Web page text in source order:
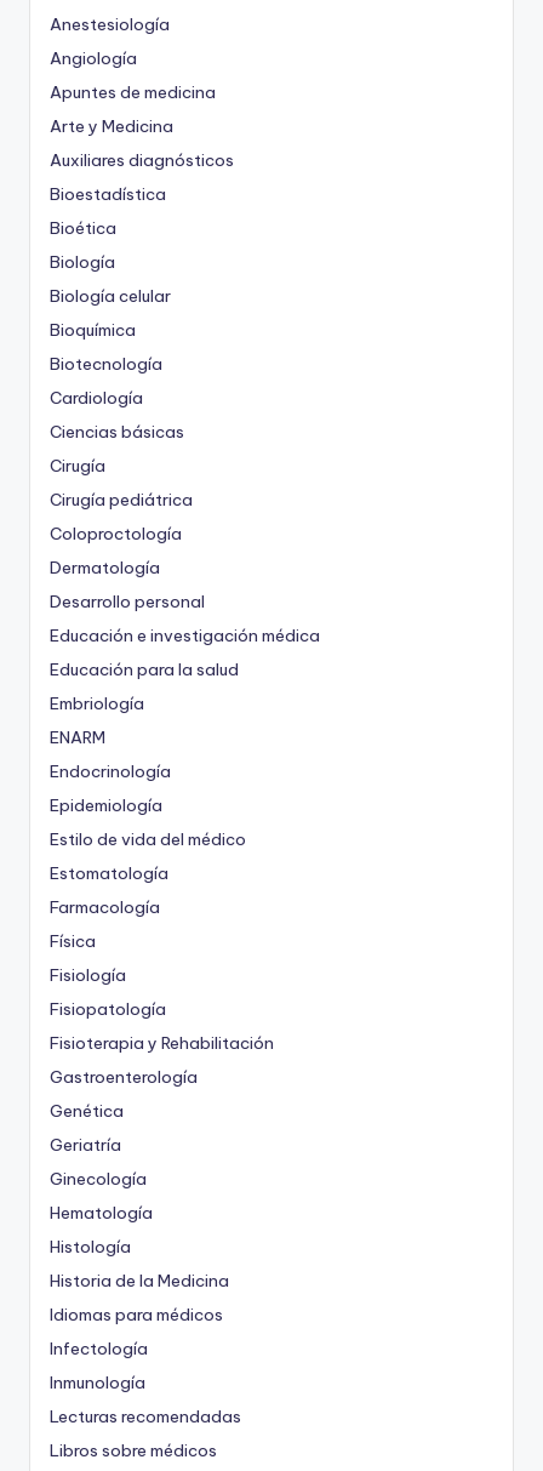
Anestesiología
Angiología
Apuntes de medicina
Arte y Medicina
Auxiliares diagnósticos
Bioestadística
Bioética
Biología
Biología celular
Bioquímica
Biotecnología
Cardiología
Ciencias básicas
Cirugía
Cirugía pediátrica
Coloproctología
Dermatología
Desarrollo personal
Educación e investigación médica
Educación para la salud
Embriología
ENARM
Endocrinología
Epidemiología
Estilo de vida del médico
Estomatología
Farmacología
Física
Fisiología
Fisiopatología
Fisioterapia y Rehabilitación
Gastroenterología
Genética
Geriatría
Ginecología
Hematología
Histología
Historia de la Medicina
Idiomas para médicos
Infectología
Inmunología
Lecturas recomendadas
Libros sobre médicos